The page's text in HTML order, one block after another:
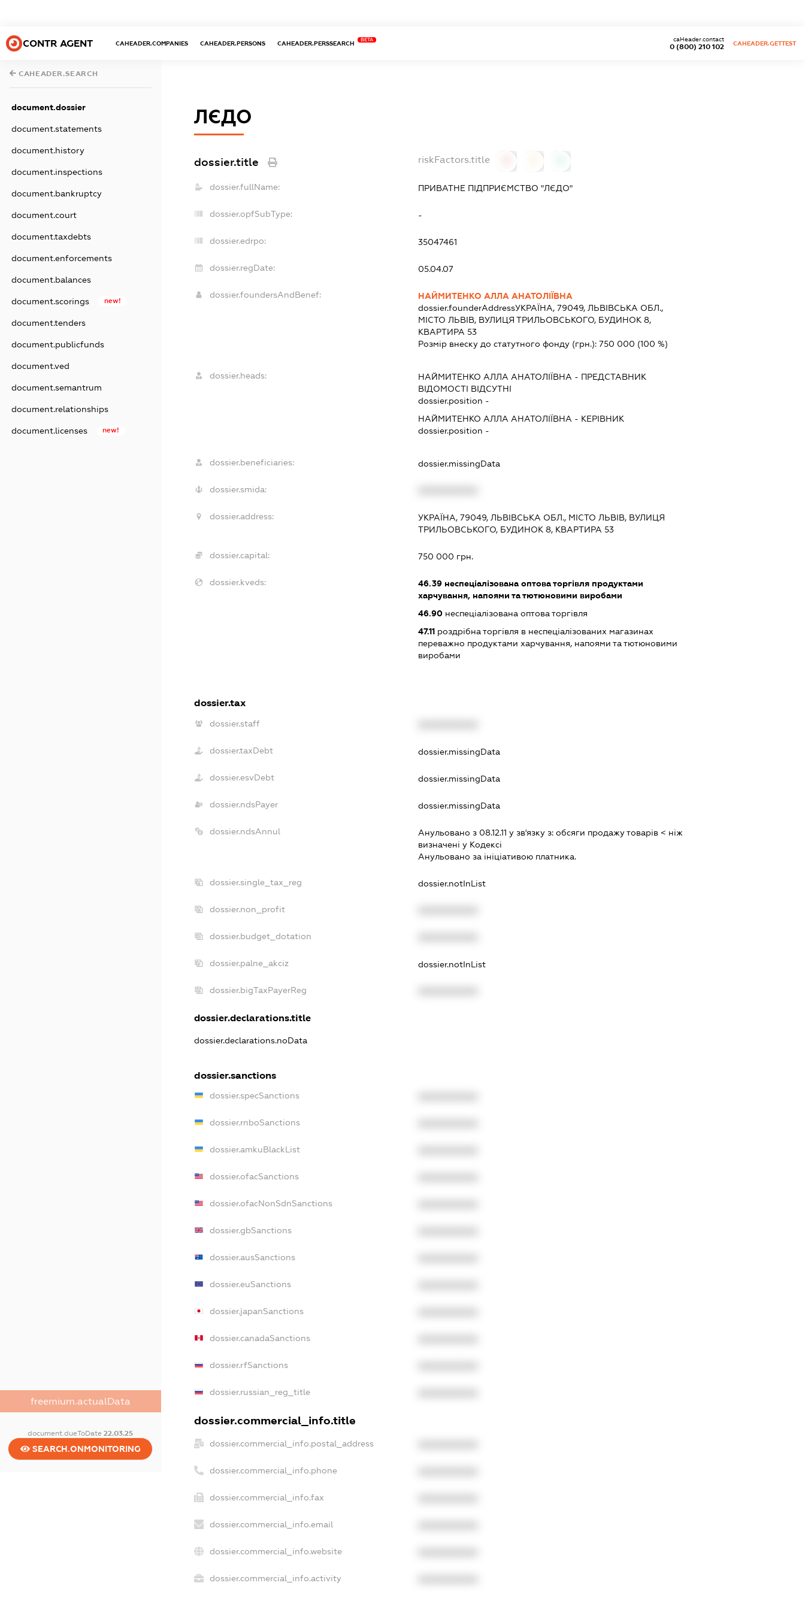
CONTR AGENT CAHEADER.COMPANIES CAHEADER.PERSONS CAHEADER.PERSSEARCH
BETA
0 (800) 210 102
caHeader.contact
CAHEADER.GETTEST
CAHEADER.SEARCH
document.dossier
document.statements
document.history
document.inspections
document.bankruptcy
document.court
document.taxdebts
document.enforcements
document.balances
document.scorings new!
document.tenders
document.publicfunds
document.ved
document.semantrum
document.relationships
document.licenses new!
freemium.actualData
document.dueToDate22.03.25
SEARCH.ONMONITORING
ЛЄДО
dossier.title riskFactors.title
dossier.fullName: ПРИВАТНЕ ПІДПРИЄМСТВО "ЛЄДО"
dossier.opfSubType: -
dossier.edrpo: 35047461
dossier.regDate: 05.04.07
dossier.foundersAndBenef:
НАЙМИТЕНКО АЛЛА АНАТОЛІЇВНА
dossier.founderAddressУКРАЇНА, 79049, ЛЬВІВСЬКА ОБЛ.,
МІСТО ЛЬВІВ, ВУЛИЦЯ ТРИЛЬОВСЬКОГО, БУДИНОК 8,
КВАРТИРА 53
Розмір внеску до статутного фонду (грн.): 750 000 (100 %)
dossier.heads: НАЙМИТЕНКО АЛЛА АНАТОЛІЇВНА - ПРЕДСТАВНИК
ВІДОМОСТІ ВІДСУТНІ
dossier.position -
НАЙМИТЕНКО АЛЛА АНАТОЛІЇВНА - КЕРІВНИК
dossier.position -
dossier.beneficiaries: dossier.missingData
dossier.smida:
dossier.address:
УКРАЇНА, 79049, ЛЬВІВСЬКА ОБЛ., МІСТО ЛЬВІВ, ВУЛИЦЯ
ТРИЛЬОВСЬКОГО, БУДИНОК 8, КВАРТИРА 53
dossier.capital: 750 000 грн.
dossier.kveds: 46.39неспеціалізована оптова торгівля продуктами
харчування, напоями та тютюновими виробами
46.90неспеціалізована оптова торгівля
47.11роздрібна торгівля в неспеціалізованих магазинах
переважно продуктами харчування, напоями та тютюновими
виробами
dossier.tax
dossier.staff
dossier.taxDebt dossier.missingData
dossier.esvDebt dossier.missingData
dossier.ndsPayer dossier.missingData
dossier.ndsAnnul Анульовано з 08.12.11 у зв'язку з: обсяги продажу товарiв < нiж
визначенi у Кодексi
Анульовано за iнiцiативою платника.
dossier.single_tax_reg dossier.notInList
dossier.non_profit
dossier.budget_dotation
dossier.palne_akciz dossier.notInList
dossier.bigTaxPayerReg
dossier.declarations.title
dossier.declarations.noData
dossier.sanctions
dossier.specSanctions
dossier.rnboSanctions
dossier.amkuBlackList
dossier.ofacSanctions
dossier.ofacNonSdnSanctions
dossier.gbSanctions
dossier.ausSanctions
dossier.euSanctions
dossier.japanSanctions
dossier.canadaSanctions
dossier.rfSanctions
dossier.russian_reg_title
dossier.commercial_info.title
dossier.commercial_info.postal_address
dossier.commercial_info.phone
dossier.commercial_info.fax
dossier.commercial_info.email
dossier.commercial_info.website
dossier.commercial_info.activity